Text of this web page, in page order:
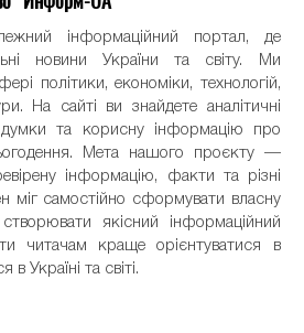
інформаційний портал, де
новини України та світу. Ми
політики, економіки, технологій,
На сайті ви знайдете аналітичні
думки та корисну інформацію про
Мета нашого проєкту —
інформацію, факти та різні
міг самостійно сформувати власну
якісний інформаційний
читачам краще орієнтуватися в
в Україні та світі.